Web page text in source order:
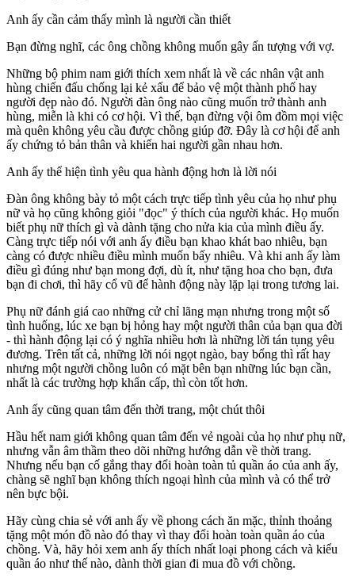
Anh ấy cần cảm thấy mình là người cần thiết
Bạn đừng nghĩ, các ông chồng không muốn gây ấn tượng với vợ.
Những bộ phim nam giới thích xem nhất là về các nhân vật anh
hùng chiến đấu chống lại kẻ xấu để bảo vệ một thành phố hay
người đẹp nào đó. Người đàn ông nào cũng muốn trở thành anh
hùng, miễn là khi có cơ hội. Vì thế, bạn đừng vội ôm đồm mọi việc
mà quên không yêu cầu được chồng giúp đỡ. Đây là cơ hội để anh
ấy chứng tỏ bản thân và khiến hai người gần nhau hơn.
Anh ấy thể hiện tình yêu qua hành động hơn là lời nói
Đàn ông không bày tỏ một cách trực tiếp tình yêu của họ như phụ
nữ và họ cũng không giỏi "đọc" ý thích của người khác. Họ muốn
biết phụ nữ thích gì và dành tặng cho nửa kia của mình điều ấy.
Càng trực tiếp nói với anh ấy điều bạn khao khát bao nhiêu, bạn
càng có được nhiều điều mình muốn bấy nhiêu. Và khi anh ấy làm
điều gì đúng như bạn mong đợi, dù ít, như tặng hoa cho bạn, đưa
bạn đi chơi, thì hãy cổ vũ để hành động này lặp lại trong tương lai.
Phụ nữ đánh giá cao những cử chỉ lãng mạn nhưng trong một số
tình huống, lúc xe bạn bị hỏng hay một người thân của bạn qua đời
- thì hành động lại có ý nghĩa nhiều hơn là những lời tán tụng yêu
đương. Trên tất cả, những lời nói ngọt ngào, bay bổng thì rất hay
nhưng một người chồng luôn có mặt bên bạn những lúc bạn cần,
nhất là các trường hợp khẩn cấp, thì còn tốt hơn.
Anh ấy cũng quan tâm đến thời trang, một chút thôi
Hầu hết nam giới không quan tâm đến vẻ ngoài của họ như phụ nữ,
nhưng vẫn âm thầm theo dõi những hướng dẫn về thời trang.
Nhưng nếu bạn cố gắng thay đổi hoàn toàn tủ quần áo của anh ấy,
chàng sẽ nghĩ bạn không thích ngoại hình của mình và có thể trở
nên bực bội.
Hãy cùng chia sẻ với anh ấy về phong cách ăn mặc, thỉnh thoảng
tặng một món đồ nào đó thay vì thay đổi hoàn toàn quần áo của
chồng. Và, hãy hỏi xem anh ấy thích nhất loại phong cách và kiểu
quần áo như thế nào, dành thời gian đi mua đồ với chồng.